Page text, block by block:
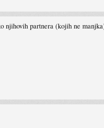
partnera (kojih ne